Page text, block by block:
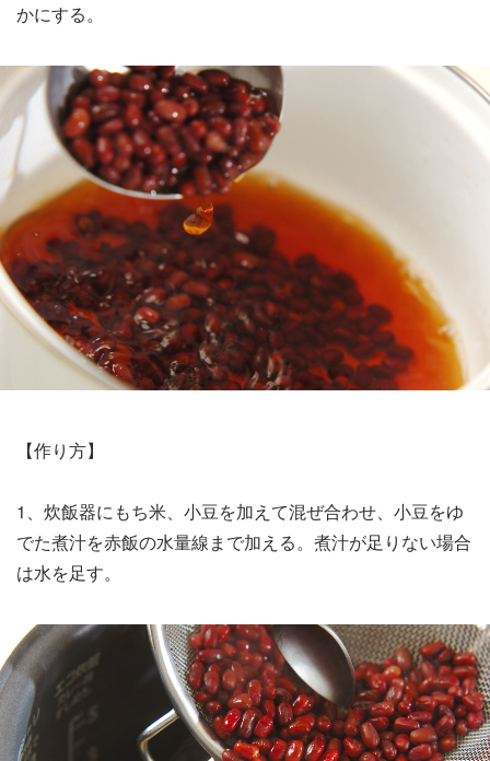
かにする。
【作り方】
1、炊飯器にもち米、小豆を加えて混ぜ合わせ、小豆をゆ
でた煮汁を赤飯の水量線まで加える。煮汁が足りない場合
は水を足す。